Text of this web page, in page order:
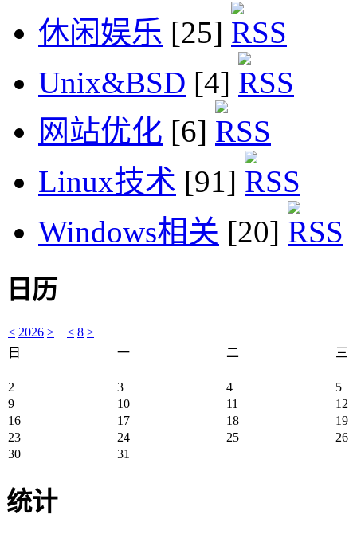
休闲娱乐 [25]
Unix&BSD [4]
网站优化 [6]
Linux技术 [91]
Windows相关 [20]
日历
< 2026 > < 8 >
日
一 二 三
2 3 4
5
9
10 11
12
16
17 18
19
23
24 25
26
30
31
统计